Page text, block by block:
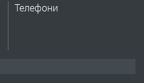
на покриви
Телефони